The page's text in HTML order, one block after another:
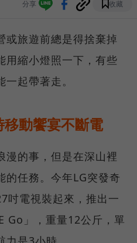
分享 收藏
或旅遊前總是得捨棄掉
用縮小燈照一下，有些
起帶著走。
移動饗宴不斷電
漫的事，但是在深山裡
的任務。今年LG突發奇
吋電視裝起來，推出一
Go」，重量12公斤，單